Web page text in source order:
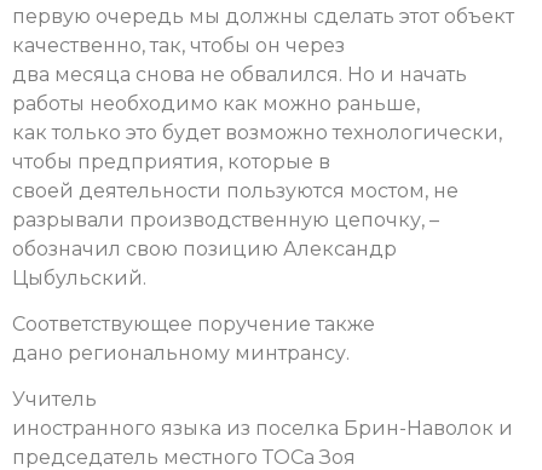
первую очередь мы должны сделать этот объект
качественно, так, чтобы он через
два месяца снова не обвалился. Но и начать
работы необходимо как можно раньше,
как только это будет возможно технологически,
чтобы предприятия, которые в
своей деятельности пользуются мостом, не
разрывали производственную цепочку, –
обозначил свою позицию Александр
Цыбульский.
Соответствующее поручение также
дано региональному минтрансу.
Учитель
иностранного языка из поселка Брин-Наволок и
председатель местного ТОСа Зоя